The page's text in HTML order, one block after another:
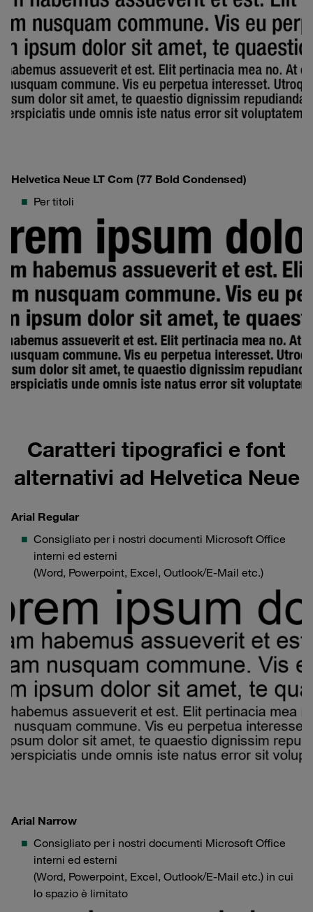
Helvetica Neue LT Com (77 Bold Condensed)
Per titoli
Caratteri tipografici e font
alternativi ad Helvetica Neue
Arial Regular
Consigliato per i nostri documenti Microsoft Office
interni ed esterni
(Word, Powerpoint, Excel, Outlook/E-Mail etc.)
Arial Narrow
Consigliato per i nostri documenti Microsoft Office
interni ed esterni
(Word, Powerpoint, Excel, Outlook/E-Mail etc.) in cui
lo spazio è limitato